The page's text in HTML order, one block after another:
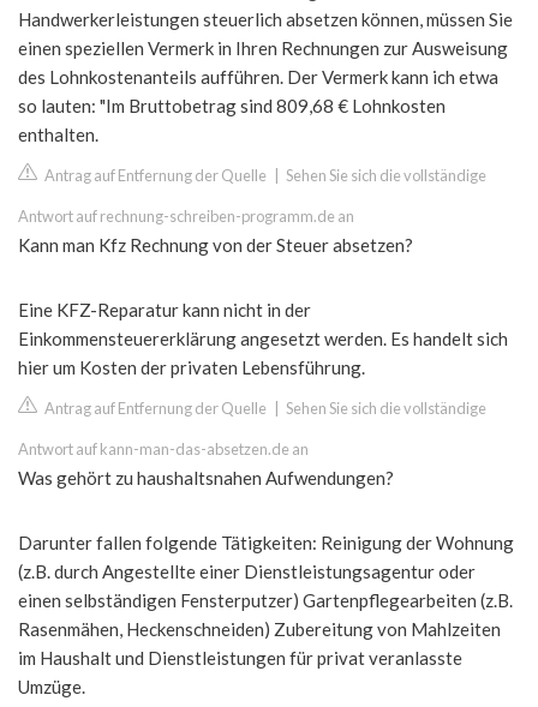
Handwerkerleistungen steuerlich absetzen können, müssen Sie
einen speziellen Vermerk in Ihren Rechnungen zur Ausweisung
des Lohnkostenanteils aufführen. Der Vermerk kann ich etwa
so lauten: "Im Bruttobetrag sind 809,68 € Lohnkosten
enthalten.
Antrag auf Entfernung der Quelle Sehen Sie sich die vollständige
Antwort auf rechnung-schreiben-programm.de an
Kann man Kfz Rechnung von der Steuer absetzen?
Eine KFZ-Reparatur kann nicht in der
Einkommensteuererklärung angesetzt werden. Es handelt sich
hier um Kosten der privaten Lebensführung.
Antrag auf Entfernung der Quelle Sehen Sie sich die vollständige
Antwort auf kann-man-das-absetzen.de an
Was gehört zu haushaltsnahen Aufwendungen?
Darunter fallen folgende Tätigkeiten: Reinigung der Wohnung
(z.B. durch Angestellte einer Dienstleistungsagentur oder
einen selbständigen Fensterputzer) Gartenpflegearbeiten (z.B.
Rasenmähen, Heckenschneiden) Zubereitung von Mahlzeiten
im Haushalt und Dienstleistungen für privat veranlasste
Umzüge.